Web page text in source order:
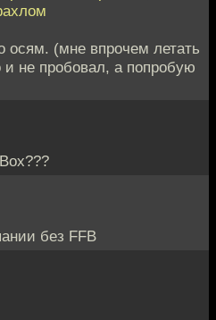
осям. (мне впрочем летать
не пробовал, а попробую
без FFB